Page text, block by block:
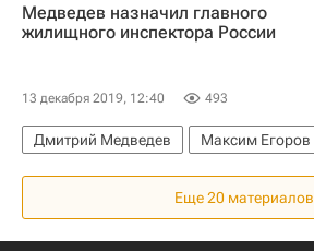
Медведев назначил главного
жилищного инспектора России
13 декабря 2019, 12:40 493
Дмитрий Медведев
Максим Егоров
Отставки и назначения - Новости
Россия
Еще 20 материалов